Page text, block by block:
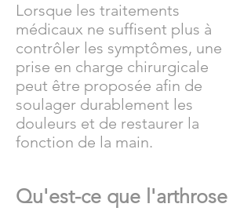
Lorsque les traitements
médicaux ne suffisent plus à
contrôler les symptômes, une
prise en charge chirurgicale
peut être proposée afin de
soulager durablement les
douleurs et de restaurer la
fonction de la main.
Qu'est-ce que l'arthrose